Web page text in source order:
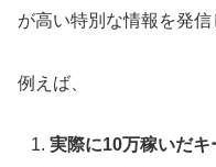
が高い特別な情報を発信
例えば、
実際に10万稼いだキ